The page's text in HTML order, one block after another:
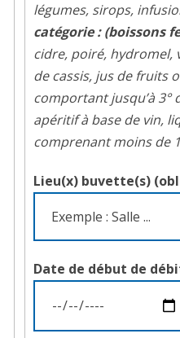
légumes, sirops,
catégorie : (boissons
cidre, poiré, hydromel,
de cassis, jus de fruits
comportant jusqu’à 3°
apéritif à base de vin,
comprenant moins de
Lieu(x) buvette(s)
Date de début de